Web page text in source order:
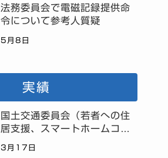
法務委員会で電磁記録提供命
令について参考人質疑
5月8日
実績
国土交通委員会（若者への住
居支援、スマートホームコミ
3月17日